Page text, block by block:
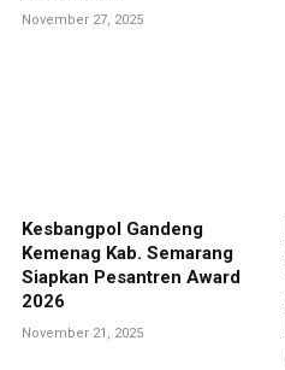
November 27, 2025
Kesbangpol Gandeng
Kemenag Kab. Semarang
Siapkan Pesantren Award
2026
November 21, 2025